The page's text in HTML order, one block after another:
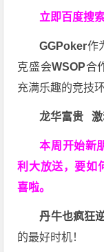
立即百度搜
GGPoker作
克盛会WSOP合
充满乐趣的竞技环
龙华富贵 激
本周开始新
利大放送，要如
喜啦。
丹牛也疯狂
的最好时机！